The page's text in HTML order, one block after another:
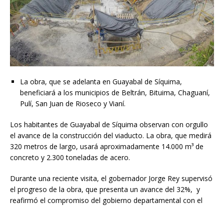
La obra, que se adelanta en Guayabal de Síquima,
beneficiará a los municipios de Beltrán, Bituima, Chaguaní,
Pulí, San Juan de Rioseco y Vianí.
Los habitantes de Guayabal de Síquima observan con orgullo
el avance de la construcción del viaducto. La obra, que medirá
320 metros de largo, usará aproximadamente 14.000 m³ de
concreto y 2.300 toneladas de acero.
Durante una reciente visita, el gobernador Jorge Rey supervisó
el progreso de la obra, que presenta un avance del 32%, y
reafirmó el compromiso del gobierno departamental con el